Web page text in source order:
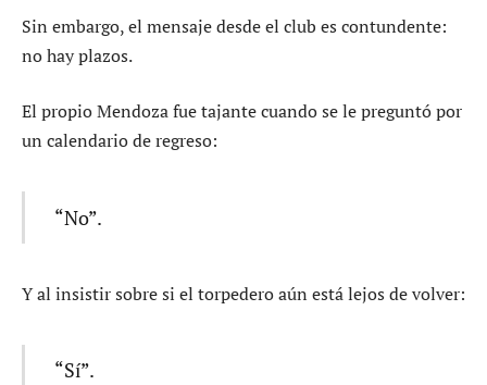
Sin embargo, el mensaje desde el club es contundente:
no hay plazos.
El propio Mendoza fue tajante cuando se le preguntó por
un calendario de regreso:
“No”.
Y al insistir sobre si el torpedero aún está lejos de volver:
“Sí”.